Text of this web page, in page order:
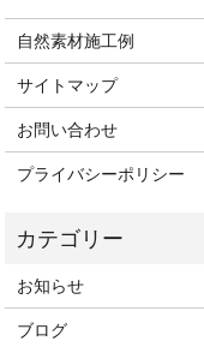
自然素材施工例
サイトマップ
お問い合わせ
プライバシーポリシー
お知らせ
ブログ